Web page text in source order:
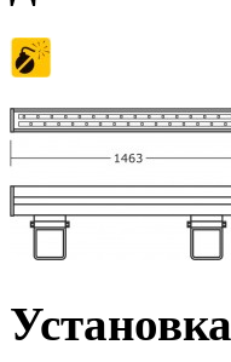
Установка